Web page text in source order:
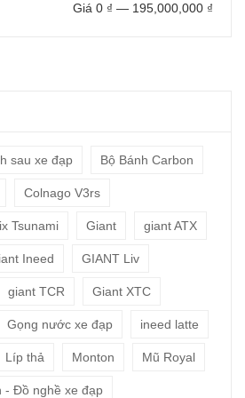
Giá 0 ₫ — 195,000,000 ₫
sau xe đạp Bộ Bánh Carbon
Colnago V3rs
Tsunami Giant giant ATX
Ineed GIANT Liv
giant TCR Giant XTC
Gọng nước xe đạp ineed latte
Líp thả Monton Mũ Royal
- Đồ nghề xe đạp